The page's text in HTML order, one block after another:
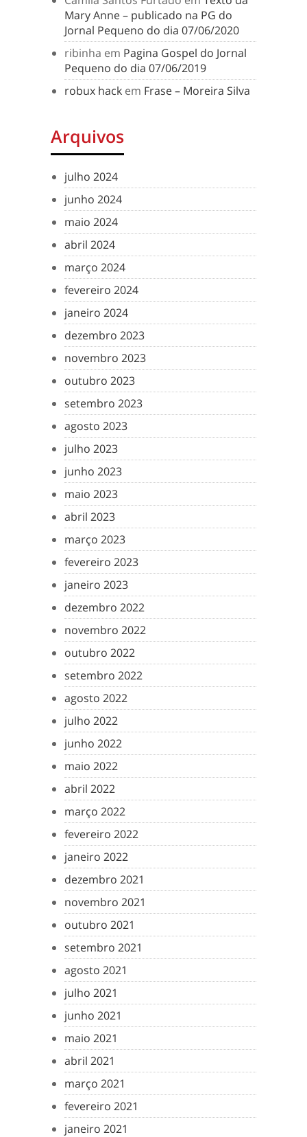
Mary Anne – publicado na PG do
Jornal Pequeno do dia 07/06/2020
ribinha em Pagina Gospel do Jornal
Pequeno do dia 07/06/2019
robux hack em Frase – Moreira Silva
Arquivos
julho 2024
junho 2024
maio 2024
abril 2024
março 2024
fevereiro 2024
janeiro 2024
dezembro 2023
novembro 2023
outubro 2023
setembro 2023
agosto 2023
julho 2023
junho 2023
maio 2023
abril 2023
março 2023
fevereiro 2023
janeiro 2023
dezembro 2022
novembro 2022
outubro 2022
setembro 2022
agosto 2022
julho 2022
junho 2022
maio 2022
abril 2022
março 2022
fevereiro 2022
janeiro 2022
dezembro 2021
novembro 2021
outubro 2021
setembro 2021
agosto 2021
julho 2021
junho 2021
maio 2021
abril 2021
março 2021
fevereiro 2021
janeiro 2021